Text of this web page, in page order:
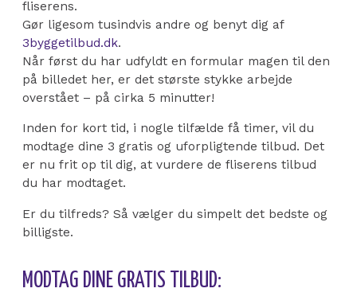
fliserens.
Gør ligesom tusindvis andre og benyt dig af
3byggetilbud.dk.
Når først du har udfyldt en formular magen til den
på billedet her, er det største stykke arbejde
overstået – på cirka 5 minutter!
Inden for kort tid, i nogle tilfælde få timer, vil du
modtage dine 3 gratis og uforpligtende tilbud. Det
er nu frit op til dig, at vurdere de fliserens tilbud
du har modtaget.
Er du tilfreds? Så vælger du simpelt det bedste og
billigste.
MODTAG DINE GRATIS TILBUD: